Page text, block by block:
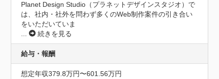
Planet Design Studio（プラネットデザインスタジオ）​で
は、社内・社外を問わず多くのWeb制作案件の引き合い
をいただいていま
...
続きを見る
給与・報酬
想定年収379.8万円〜601.56万円